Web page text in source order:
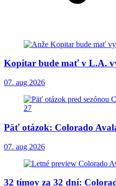
Kopitar bude mať v L.A.
07. aug 2026
Päť otázok: Colorado
07. aug 2026
32 tímov za 32 dní: